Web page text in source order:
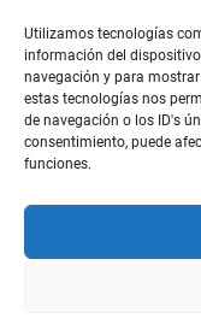
Utilizamos tecnologías
información del
navegación y para
estas tecnologías nos
de navegación o los ID's
consentimiento, puede
funciones.
PÁGINAS EMPRESA
Contacto
Sobre Nosotros
Sitemap